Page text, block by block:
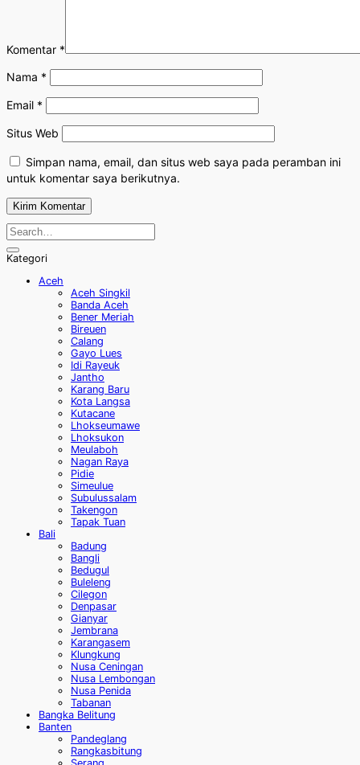
Komentar *
Nama *
Email *
Situs Web
Simpan nama, email, dan situs web saya pada peramban ini
untuk komentar saya berikutnya.
Kategori
Aceh
Aceh Singkil
Banda Aceh
Bener Meriah
Bireuen
Calang
Gayo Lues
Idi Rayeuk
Jantho
Karang Baru
Kota Langsa
Kutacane
Lhokseumawe
Lhoksukon
Meulaboh
Nagan Raya
Pidie
Simeulue
Subulussalam
Takengon
Tapak Tuan
Bali
Badung
Bangli
Bedugul
Buleleng
Cilegon
Denpasar
Gianyar
Jembrana
Karangasem
Klungkung
Nusa Ceningan
Nusa Lembongan
Nusa Penida
Tabanan
Bangka Belitung
Banten
Pandeglang
Rangkasbitung